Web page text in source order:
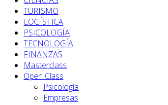
TURISMO
LOGÍSTICA
PSICOLOGÍA
TECNOLOGÍA
FINANZAS
Masterclass
Open Class
Psicología
Empresas